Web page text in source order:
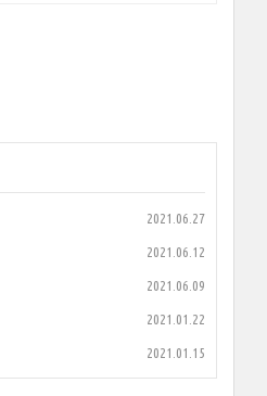
2021.06.27
2021.06.12
2021.06.09
2021.01.22
2021.01.15